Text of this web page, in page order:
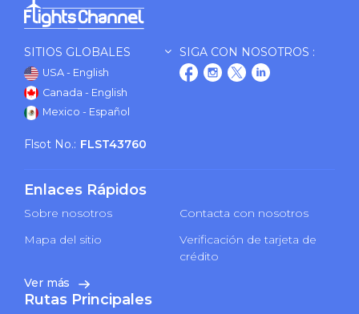
SITIOS GLOBALES
USA - English
Canada - English
Mexico - Español
SIGA CON NOSOTROS :
Flsot No.: FLST43760
Enlaces Rápidos
Sobre nosotros
Contacta con nosotros
Mapa del sitio
Verificación de tarjeta de
crédito
Ver más
Rutas Principales